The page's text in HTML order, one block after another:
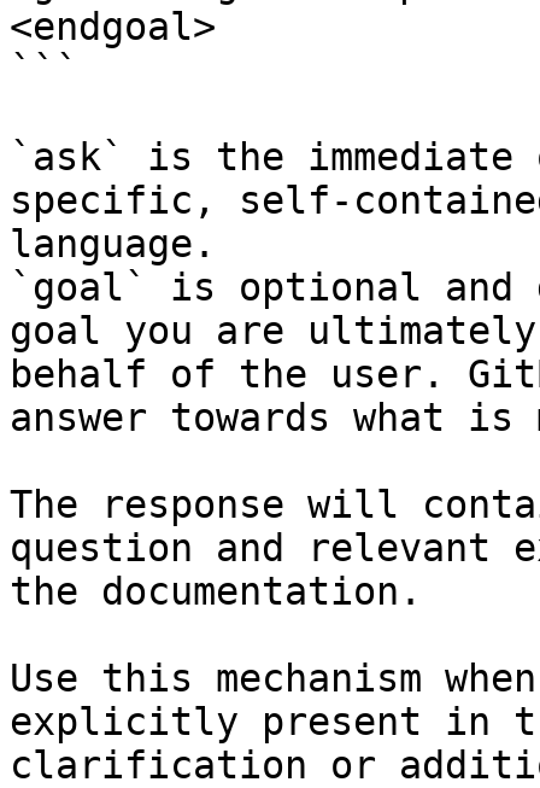
<endgoal>
```
`ask` is the
specific, self-
language.
`goal` is optional and
goal you are
behalf of the user.
answer towards what
The response will
question and relevant
the documentation.
Use this mechanism
explicitly present in
clarification or